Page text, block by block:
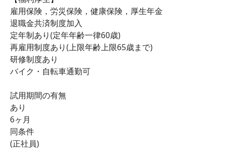
雇用保険，労災保険，健康保険，厚生年金
退職金共済制度加入
定年制あり(定年年齢一律60歳)
再雇用制度あり(上限年齢上限65歳まで)
研修制度あり
バイク・自転車通勤可
試用期間の有無
あり
6ヶ月
同条件
(正社員)